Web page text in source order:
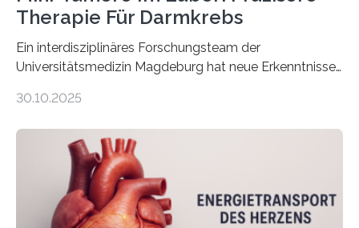
Therapie Für Darmkrebs
Ein interdisziplinäres Forschungsteam der
Universitätsmedizin Magdeburg hat neue Erkenntnisse
behandelt werden kann. In ihrer aktuellen Studie,
Oncology, zeigen die Forschenden, dass Mini-Tumore
aus Gewebe von Patientinnen und Patienten –
sogenannte Organoide – genutzt werden können, um
vorab zu prüfen, welche Medikamente am besten
wirken. Dabei wurde ein Eiweiß identifiziert, das künftig
30.10.2025